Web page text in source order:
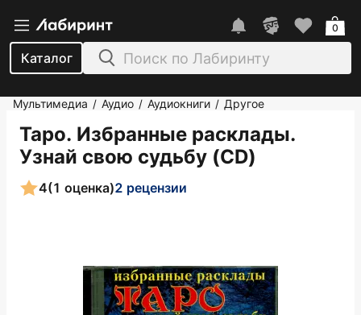
Каталог
0
Мультимедиа / Аудио / Аудиокниги / Другое
Таро. Избранные расклады.
Узнай свою судьбу (CD)
4(1 оценка)2 рецензии